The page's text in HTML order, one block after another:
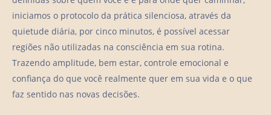
iniciamos o protocolo da prática silenciosa, através da
quietude diária, por cinco minutos, é possível acessar
regiões não utilizadas na consciência em sua rotina.
Trazendo amplitude, bem estar, controle emocional e
confiança do que você realmente quer em sua vida e o que
faz sentido nas novas decisões.